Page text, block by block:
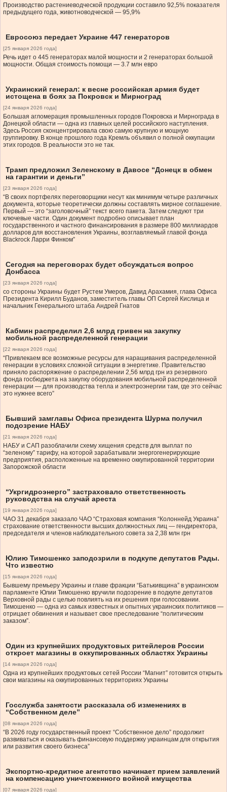
Производство растениеводческой продукции составило 92,5% показателя
предыдущего года, животноводческой — 95,9%
Евросоюз передает Украине 447 генераторов
[25 января 2026 года]
Речь идет о 445 генераторах малой мощности и 2 генераторах большой
мощности. Общая стоимость помощи — 3.7 млн евро
Украинский генерал: к весне российская армия будет
истощена в боях за Покровск и Мирноград
[24 января 2026 года]
Большая агломерация промышленных городов Покровска и Мирнограда в
Донецкой области — одна из главных целей российского наступления.
Здесь Россия сконцентрировала свою самую крупную и мощную
группировку. В конце прошлого года Кремль объявил о полной оккупации
этих городов. В реальности это не так.
Трамп предложил Зеленскому в Давосе “Донецк в обмен
на гарантии и деньги”
[23 января 2026 года]
“В своих портфелях переговорщики несут как минимум четыре различных
документа, которые теоретически должны составлять мирное соглашение.
Первый — это “заголовочный” текст всего пакета. Затем следуют три
ключевые части. Один документ подробно описывает план
государственного и частного финансирования в размере 800 миллиардов
долларов для восстановления Украины, возглавляемый главой фонда
Blackrock Ларри Финком”
Сегодня на переговорах будет обсуждаться вопрос
Донбасса
[23 января 2026 года]
со стороны Украины будет Рустем Умеров, Давид Арахамия, глава Офиса
Президента Кирилл Буданов, заместитель главы ОП Сергей Кислица и
начальник Генерального штаба Андрей Гнатов
Кабмин распределил 2,6 млрд гривен на закупку
мобильной распределенной генерации
[22 января 2026 года]
“Привлекаем все возможные ресурсы для наращивания распределенной
генерации в условиях сложной ситуации в энергетике. Правительство
приняло распоряжение о распределении 2,56 млрд грн из резервного
фонда госбюджета на закупку оборудования мобильной распределенной
генерации — для производства тепла и электроэнергии там, где это сейчас
это нужнее всего”
Бывший замглавы Офиса президента Шурма получил
подозрение НАБУ
[21 января 2026 года]
НАБУ и САП разоблачили схему хищения средств для выплат по
“зеленому” тарифу, на которой зарабатывали энергогенерирующие
предприятия, расположенные на временно оккупированной территории
Запорожской области
“Укргидроэнерго” застраховало ответственность
руководства на случай ареста
[19 января 2026 года]
ЧАО 31 декабря заказало ЧАО “Страховая компания “Колоннейд Украина”
страхование ответственности высших должностных лиц — гендиректора,
председателя и членов наблюдательного совета за 2,38 млн грн
Юлию Тимошенко заподозрили в подкупе депутатов Рады.
Что известно
[15 января 2026 года]
Бывшему премьеру Украины и главе фракции “Батькивщина” в украинском
парламенте Юлии Тимошенко вручили подозрение в подкупе депутатов
Верховной рады с целью повлиять на их решения при голосовании.
Тимошенко — одна из самых известных и опытных украинских политиков —
отрицает обвинения и называет свое преследование “политическим
заказом”.
Один из крупнейших продуктовых ритейлеров России
откроет магазины в оккупированных областях Украины
[14 января 2026 года]
Одна из крупнейших продуктовых сетей России “Магнит” готовится открыть
свои магазины на оккупированных территориях Украины
Госслужба занятости рассказала об изменениях в
“Собственном деле”
[08 января 2026 года]
“В 2026 году государственный проект “Собственное дело” продолжит
развиваться и оказывать финансовую поддержку украинцам для открытия
или развития своего бизнеса”
Экспортно-кредитное агентство начинает прием заявлений
на компенсацию уничтоженного войной имущества
[07 января 2026 года]